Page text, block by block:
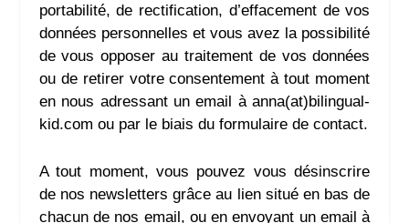
portabilité, de rectification, d’effacement de vos
données personnelles et vous avez la possibilité
de vous opposer au traitement de vos données
ou de retirer votre consentement à tout moment
en nous adressant un email àanna(at)bilingual-
kid.com ou par le biais du formulaire de contact.
A tout moment, vous pouvez vous désinscrire
de nos newsletters grâce au lien situé en bas de
chacun de nos email, ou en envoyant un email à